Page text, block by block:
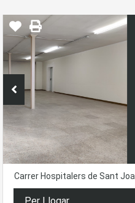
Carrer Hospitalers de Sant